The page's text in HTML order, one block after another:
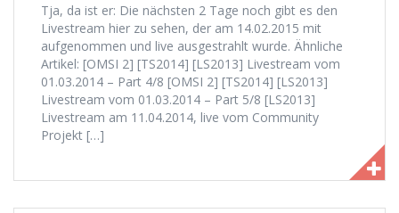
Tja, da ist er: Die nächsten 2 Tage noch gibt es den
Livestream hier zu sehen, der am 14.02.2015 mit
aufgenommen und live ausgestrahlt wurde. Ähnliche
Artikel: [OMSI 2] [TS2014] [LS2013] Livestream vom
01.03.2014 – Part 4/8 [OMSI 2] [TS2014] [LS2013]
Livestream vom 01.03.2014 – Part 5/8 [LS2013]
Livestream am 11.04.2014, live vom Community
Projekt […]